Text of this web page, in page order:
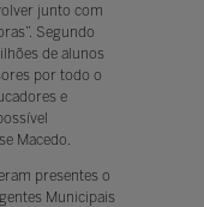
junto com
Segundo
de alunos
por todo o
e
Macedo.
presentes o
Municipais